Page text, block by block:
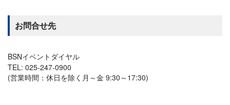
お問合せ先
BSNイベントダイヤル
TEL: 025-247-0900
(営業時間：休日を除く月～金 9:30～17:30)